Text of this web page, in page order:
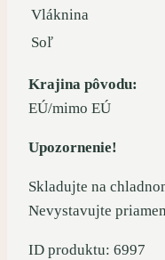
Vláknina
Soľ
Krajina pôvodu:
EÚ/mimo EÚ
Upozornenie!
Skladujte na
Nevystavujte
ID produktu: 6997